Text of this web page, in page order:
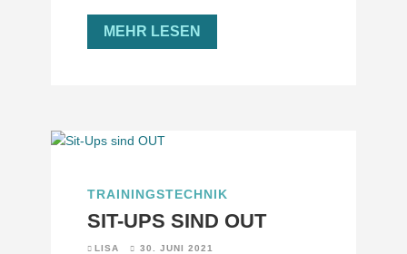
MEHR LESEN
TRAININGSTECHNIK
SIT-UPS SIND OUT
LISA
30. JUNI 2021